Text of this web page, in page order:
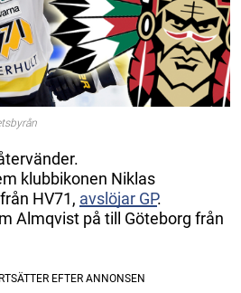
klubbikonen Niklas
HV71, avslöjar GP.
Almqvist på till Göteborg från